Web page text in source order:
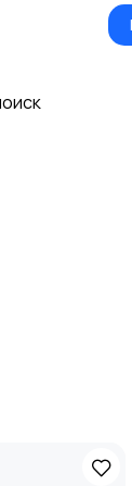
Хобби и